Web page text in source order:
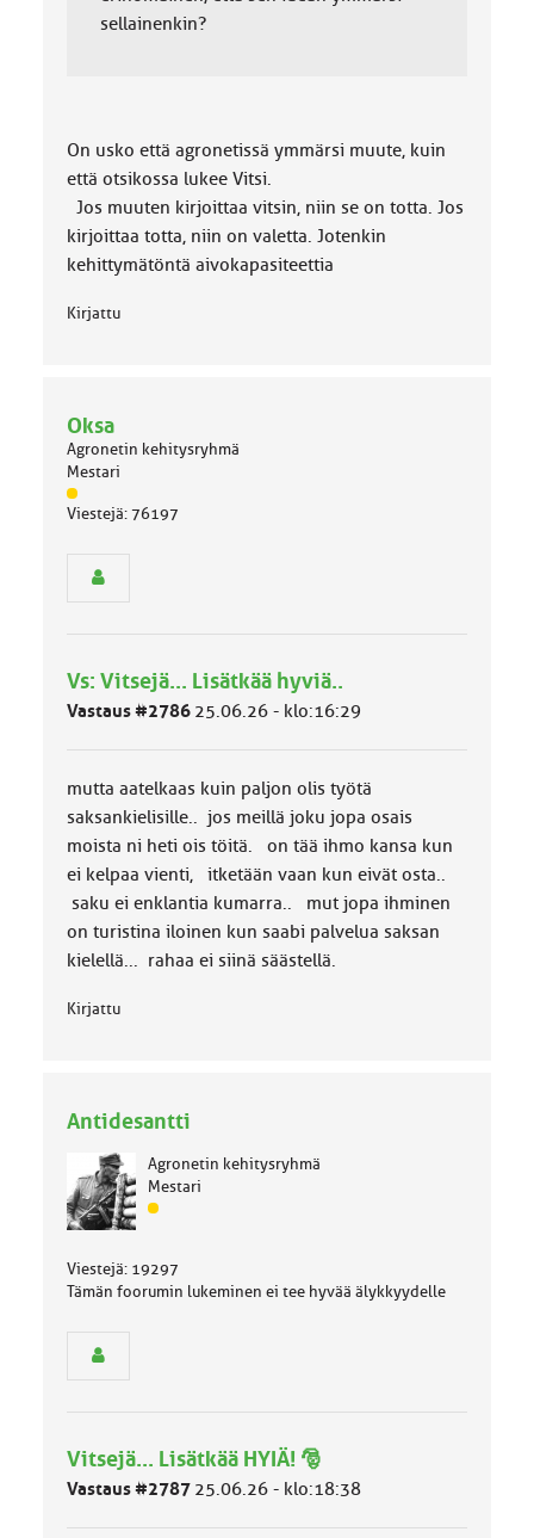
sellainenkin?
On usko että agronetissä ymmärsi muute, kuin
että otsikossa lukee Vitsi.
Jos muuten kirjoittaa vitsin, niin se on totta. Jos
kirjoittaa totta, niin on valetta. Jotenkin
kehittymätöntä aivokapasiteettia
Kirjattu
Oksa
Agronetin kehitysryhmä
Mestari
J
ä
m
ä
k
k
a
Viestejä: 76197
Vs: Vitsejä... Lisätkää hyviä..
Vastaus #2786 25.06.26 - klo:16:29
mutta aatelkaas kuin paljon olis työtä
saksankielisille.. jos meillä joku jopa osais
moista ni heti ois töitä. on tää ihmo kansa kun
ei kelpaa vienti, itketään vaan kun eivät osta..
saku ei enklantia kumarra.. mut jopa ihminen
on turistina iloinen kun saabi palvelua saksan
kielellä... rahaa ei siinä säästellä.
Kirjattu
Antidesantti
Agronetin kehitysryhmä
Mestari
J
e
u
o
Viestejä: 19297
Tämän foorumin lukeminen ei tee hyvää älykkyydelle
Vitsejä... Lisätkää HYIÄ! 🎅
Vastaus #2787 25.06.26 - klo:18:38